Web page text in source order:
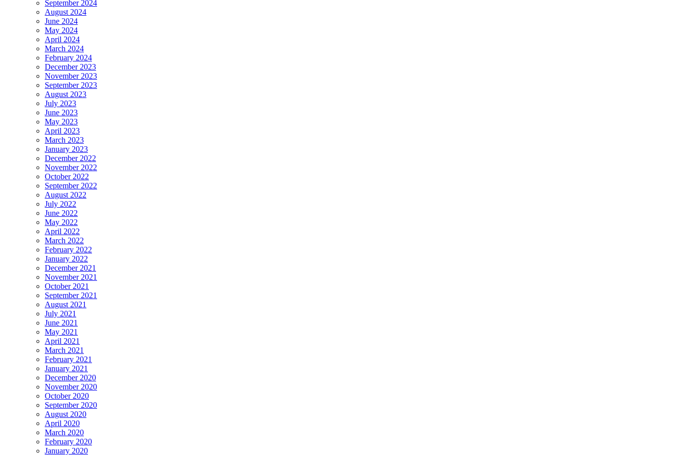
September 2024
August 2024
June 2024
May 2024
April 2024
March 2024
February 2024
December 2023
November 2023
September 2023
August 2023
July 2023
June 2023
May 2023
April 2023
March 2023
January 2023
December 2022
November 2022
October 2022
September 2022
August 2022
July 2022
June 2022
May 2022
April 2022
March 2022
February 2022
January 2022
December 2021
November 2021
October 2021
September 2021
August 2021
July 2021
June 2021
May 2021
April 2021
March 2021
February 2021
January 2021
December 2020
November 2020
October 2020
September 2020
August 2020
April 2020
March 2020
February 2020
January 2020